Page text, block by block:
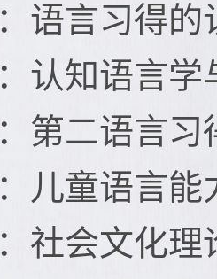
语言习得
认知语言
第二语言
儿童语言
社会文化